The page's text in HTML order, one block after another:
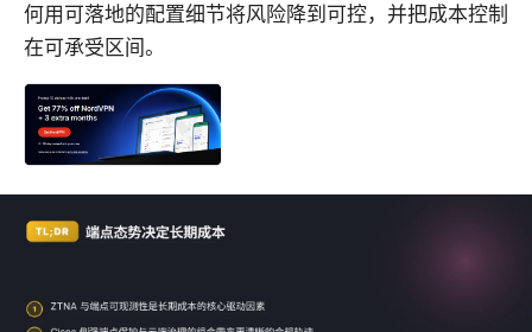
何用可落地的配置细节将风险降到可控，并把成本控制
在可承受区间。